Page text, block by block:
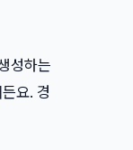
성하는
요. 경